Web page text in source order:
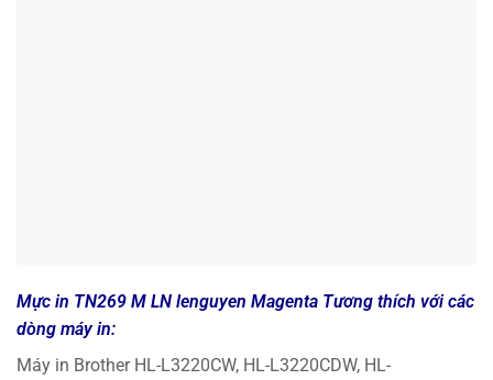
Mực in TN269 M LN lenguyen Magenta Tương thích với các
dòng máy in:
Máy in Brother HL-L3220CW, HL-L3220CDW, HL-